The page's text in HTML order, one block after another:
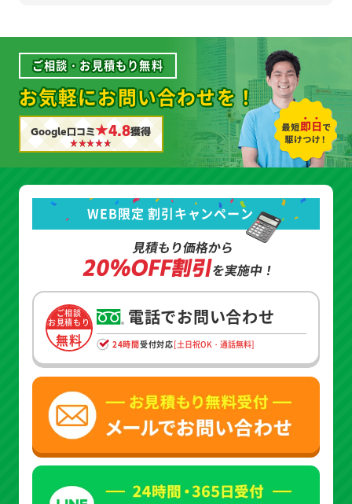
ご相談・お見積もり無料
お気軽にお問い合わせを！
Google口コミ★4.8獲得
WEB限定 割引キャンペーン
見積もり価格から
20%OFF割引を実施中！
ご相談
お見積もり
無料
電話でお問い合わせ
24時間受付対応[土日祝OK・通話無料]